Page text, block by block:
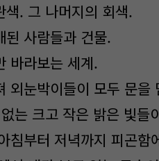
색. 그 나머지의 회색.
된 사람들과 건물.
바라보는 세계.
외눈박이들이 모두 문을
는 크고 작은 밝은 빛들
침부터 저녁까지 피곤